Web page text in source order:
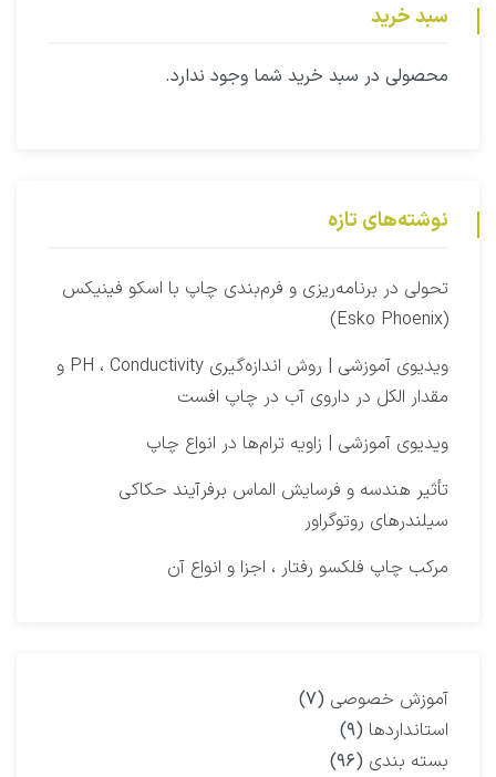
سبد خرید
محصولی در سبد خرید شما وجود ندارد.
نوشته‌های تازه
‫تحولی در برنامه‌ریزی و فرم‌بندی چاپ با اسکو فینیکس
(Esko Phoenix)
ویدیوی آموزشی | روش اندازه‌گیری PH ، Conductivity و
مقدار الکل در داروی آب در چاپ افست​
ویدیوی آموزشی | زاویه ترام‌ها در انواع چاپ
تأثیر هندسه و فرسایش الماس برفرآیند حکاکی
سیلندرهای روتوگراور
مرکب چاپ فلکسو رفتار ، اجزا و انواع آن
آموزش خصوصی (۷)
استانداردها (۹)
بسته بندی (۹۶)